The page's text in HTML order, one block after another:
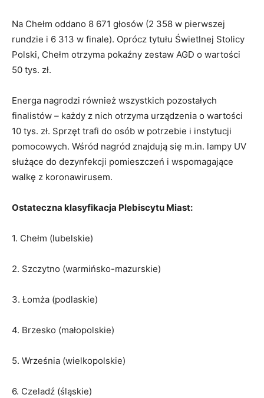
Na Chełm oddano 8 671 głosów (2 358 w pierwszej
rundzie i 6 313 w finale). Oprócz tytułu Świetlnej Stolicy
Polski, Chełm otrzyma pokaźny zestaw AGD o wartości
50 tys. zł.
Energa nagrodzi również wszystkich pozostałych
finalistów – każdy z nich otrzyma urządzenia o wartości
10 tys. zł. Sprzęt trafi do osób w potrzebie i instytucji
pomocowych. Wśród nagród znajdują się m.in. lampy UV
służące do dezynfekcji pomieszczeń i wspomagające
walkę z koronawirusem.
Ostateczna klasyfikacja Plebiscytu Miast:
1. Chełm (lubelskie)
2. Szczytno (warmińsko-mazurskie)
3. Łomża (podlaskie)
4. Brzesko (małopolskie)
5. Września (wielkopolskie)
6. Czeladź (śląskie)